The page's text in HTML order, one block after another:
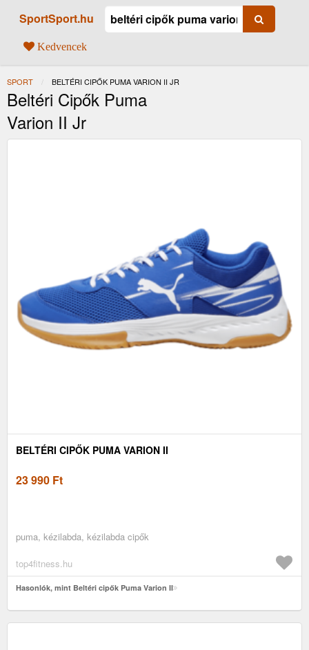
SportSport.hu
Kedvencek
SPORT JELENLEGI:
BELTÉRI CIPŐK PUMA VARION II JR
Beltéri Cipők Puma
Varion II Jr
BELTÉRI CIPŐK PUMA VARION II
23 990 Ft
puma, kézilabda, kézilabda cipők
top4fitness.hu
Hasonlók, mint Beltéri cipők Puma Varion II